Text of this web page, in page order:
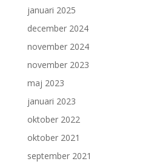
januari 2025
december 2024
november 2024
november 2023
maj 2023
januari 2023
oktober 2022
oktober 2021
september 2021